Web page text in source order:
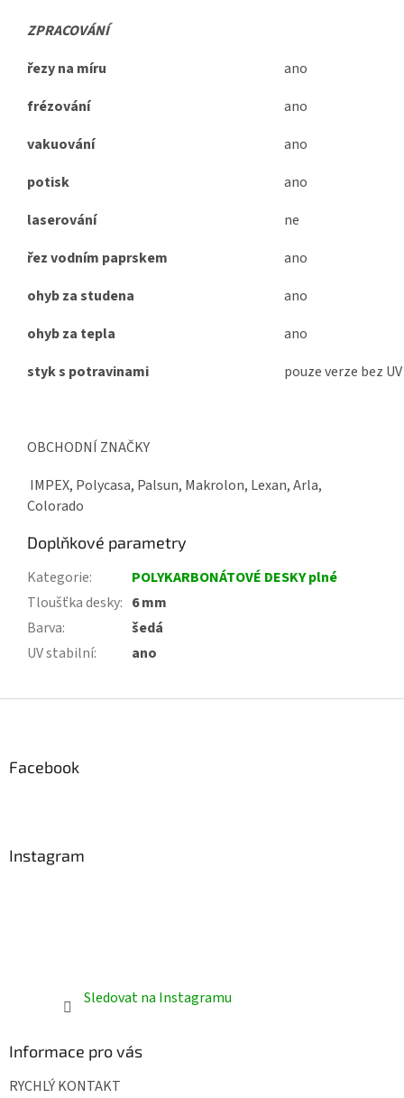
ZPRACOVÁNÍ
řezy na míru
ano
frézování
ano
vakuování
ano
potisk
ano
laserování
ne
řez vodním paprskem
ano
ohyb za studena
ano
ohyb za tepla
ano
styk s potravinami
pouze verze bez UV
OBCHODNÍ ZNAČKY
IMPEX, Polycasa, Palsun, Makrolon, Lexan, Arla,
Colorado
Doplňkové parametry
Kategorie:
POLYKARBONÁTOVÉ DESKY plné
Tloušťka desky: 6 mm
Barva:
šedá
UV stabilní: ano
Facebook
Instagram
Sledovat na Instagramu
Informace pro vás
RYCHLÝ KONTAKT